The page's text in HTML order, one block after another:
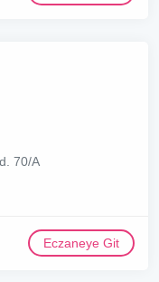
70/A
Eczaneye Git